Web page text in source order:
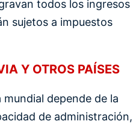
todos los ingresos
sujetos a impuestos
Y OTROS PAÍSES
depende de la
de administración,